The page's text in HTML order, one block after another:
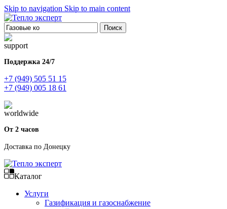
Skip to navigation Skip to main content
Поиск
Поддержка 24/7
+7 (949) 505 51 15
+7 (949) 005 18 61
От 2 часов
Доставка по Донецку
Каталог
Услуги
Газификация и газоснабжение